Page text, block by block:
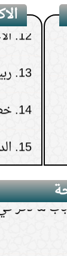
13.
14.
15.
باب التلبية
الدرس (17) باب من
(16) باب ما